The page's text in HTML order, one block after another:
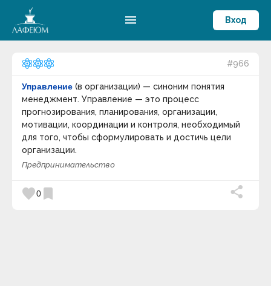
menu Вход
#966
Управление (в организации) — синоним понятия
менеджмент. Управление — это процесс
прогнозирования, планирования, организации,
мотивации, координации и контроля, необходимый
для того, чтобы сформулировать и достичь цели
организации.
Предпринимательство
favorite0 bookmark